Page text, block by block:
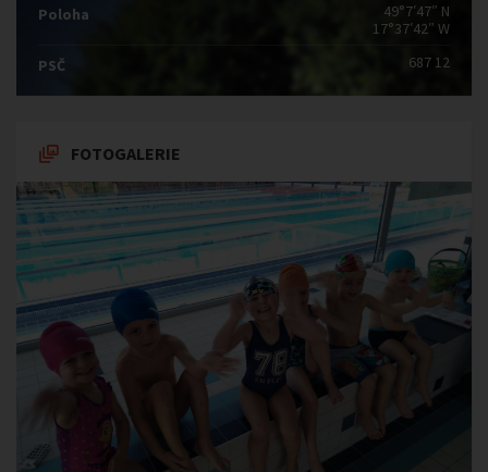
Poloha
49°7′47″ N
17°37′42″ W
PSČ
687 12
FOTOGALERIE